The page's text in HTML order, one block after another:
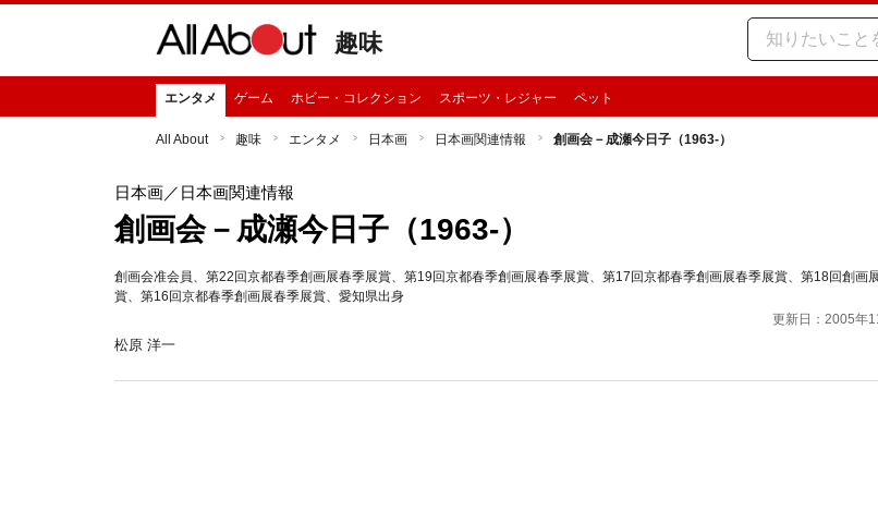
趣味
エンタメ ゲーム ホビー・コレクション スポーツ・レジャー ペット
All About 趣味 エンタメ 日本画 日本画関連情報 創画会－成瀬今日子（1963-）
日本画／日本画関連情報
創画会－成瀬今日子（1963-）
創画会准会員、第22回京都春季創画展春季展賞、第19回京都春季創画展春季展賞、第17回京都春季創画展春季展賞、第18回創画
賞、第16回京都春季創画展春季展賞、愛知県出身
更新日：2005年
松原 洋一